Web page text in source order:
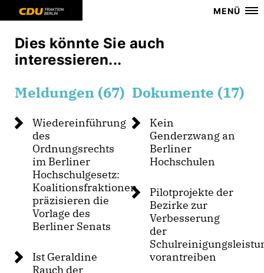
MENÜ
Dies könnte Sie auch
interessieren...
Meldungen (67)
Wiedereinführung
des
Ordnungsrechts
im Berliner
Hochschulgesetz:
Koalitionsfraktionen
präzisieren die
Vorlage des
Berliner Senats
Ist Geraldine
Rauch der
Dokumente (17)
Kein
Genderzwang an
Berliner
Hochschulen
Pilotprojekte der
Bezirke zur
Verbesserung
der
vorantreiben